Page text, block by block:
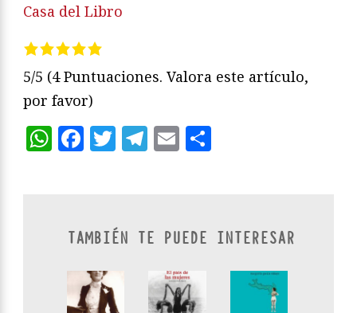
Casa del Libro
5/5 (4 Puntuaciones. Valora este artículo,
por favor)
WhatsApp
Facebook
Twitter
Telegram
Email
TAMBIÉN TE PUEDE INTERESAR